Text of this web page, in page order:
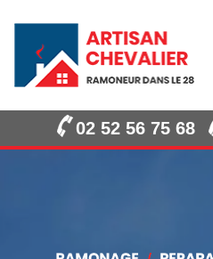
02 52 56 75 68